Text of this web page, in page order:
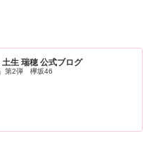
生 瑞穂 公式ブログ
」第2弾 欅坂46